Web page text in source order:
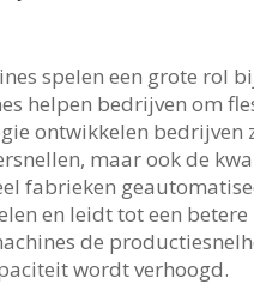
spelen een grote rol
helpen bedrijven om
ontwikkelen bedrijven
maar ook de
fabrieken
en leidt tot een
de
wordt verhoogd.